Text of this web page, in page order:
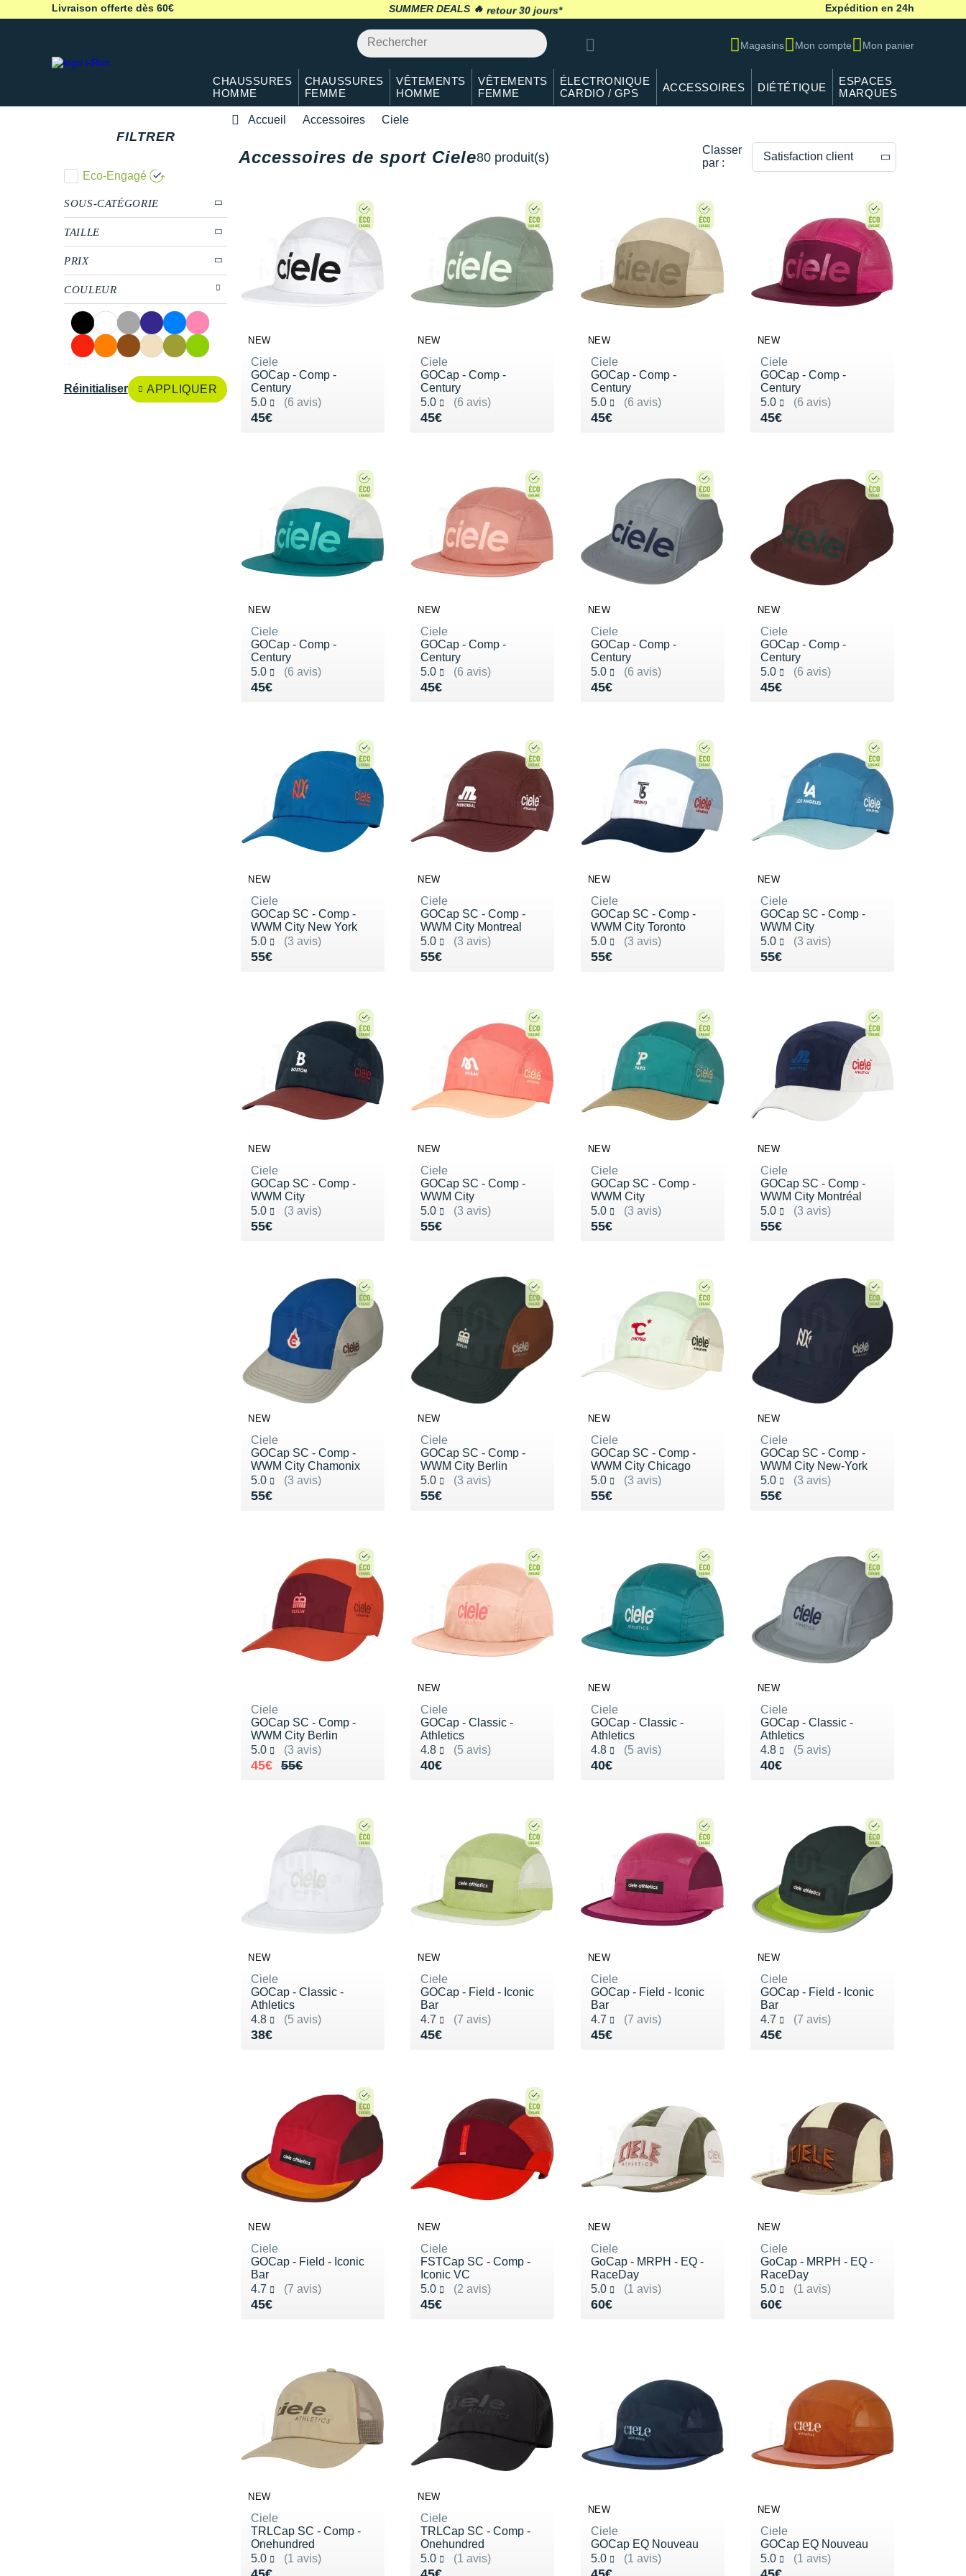
Livraison offerte dès 60€ SUMMER DEALS 🔥 retour 30 jours* Expédition en 24h
Magasins Mon compte Mon panier
CHAUSSURES
HOMME
CHAUSSURES
FEMME
VÊTEMENTS
HOMME
VÊTEMENTS
FEMME
ÉLECTRONIQUE
CARDIO / GPS
ACCESSOIRES DIÉTÉTIQUE
ESPACES
MARQUES
Accueil Accessoires Ciele
FILTRER
Eco-Engagé
SOUS-CATÉGORIE
TAILLE
PRIX
COULEUR
Réinitialiser APPLIQUER
Accessoires de sport Ciele80 produit(s)
Classer
par :
Satisfaction client
Prix croissants
Satisfaction client
NEW
Ciele
GOCap - Comp -
Century
5.0
(6 avis)
Noté 5.0 sur 5
45€
Vendu 45€
NEW
Ciele
GOCap - Comp -
Century
5.0
(6 avis)
Noté 5.0 sur 5
45€
Vendu 45€
NEW
Ciele
GOCap - Comp -
Century
5.0
(6 avis)
Noté 5.0 sur 5
45€
Vendu 45€
NEW
Ciele
GOCap - Comp -
Century
5.0
(6 avis)
Noté 5.0 sur 5
45€
Vendu 45€
NEW
Ciele
GOCap - Comp -
Century
5.0
(6 avis)
Noté 5.0 sur 5
45€
Vendu 45€
NEW
Ciele
GOCap - Comp -
Century
5.0
(6 avis)
Noté 5.0 sur 5
45€
Vendu 45€
NEW
Ciele
GOCap - Comp -
Century
5.0
(6 avis)
Noté 5.0 sur 5
45€
Vendu 45€
NEW
Ciele
GOCap - Comp -
Century
5.0
(6 avis)
Noté 5.0 sur 5
45€
Vendu 45€
NEW
Ciele
GOCap SC - Comp -
WWM City New York
5.0
(3 avis)
Noté 5.0 sur 5
55€
Vendu 55€
NEW
Ciele
GOCap SC - Comp -
WWM City Montreal
5.0
(3 avis)
Noté 5.0 sur 5
55€
Vendu 55€
NEW
Ciele
GOCap SC - Comp -
WWM City Toronto
5.0
(3 avis)
Noté 5.0 sur 5
55€
Vendu 55€
NEW
Ciele
GOCap SC - Comp -
WWM City
5.0
(3 avis)
Noté 5.0 sur 5
55€
Vendu 55€
NEW
Ciele
GOCap SC - Comp -
WWM City
5.0
(3 avis)
Noté 5.0 sur 5
55€
Vendu 55€
NEW
Ciele
GOCap SC - Comp -
WWM City
5.0
(3 avis)
Noté 5.0 sur 5
55€
Vendu 55€
NEW
Ciele
GOCap SC - Comp -
WWM City
5.0
(3 avis)
Noté 5.0 sur 5
55€
Vendu 55€
NEW
Ciele
GOCap SC - Comp -
WWM City Montréal
5.0
(3 avis)
Noté 5.0 sur 5
55€
Vendu 55€
NEW
Ciele
GOCap SC - Comp -
WWM City Chamonix
5.0
(3 avis)
Noté 5.0 sur 5
55€
Vendu 55€
NEW
Ciele
GOCap SC - Comp -
WWM City Berlin
5.0
(3 avis)
Noté 5.0 sur 5
55€
Vendu 55€
NEW
Ciele
GOCap SC - Comp -
WWM City Chicago
5.0
(3 avis)
Noté 5.0 sur 5
55€
Vendu 55€
NEW
Ciele
GOCap SC - Comp -
WWM City New-York
5.0
(3 avis)
Noté 5.0 sur 5
55€
Vendu 55€
Ciele
GOCap SC - Comp -
WWM City Berlin
5.0
(3 avis)
Noté 5.0 sur 5
55€
Au lieu de 55€
45€
Vendu 45€
NEW
Ciele
GOCap - Classic -
Athletics
4.8
(5 avis)
Noté 4.8 sur 5
40€
Vendu 40€
NEW
Ciele
GOCap - Classic -
Athletics
4.8
(5 avis)
Noté 4.8 sur 5
40€
Vendu 40€
NEW
Ciele
GOCap - Classic -
Athletics
4.8
(5 avis)
Noté 4.8 sur 5
40€
Vendu 40€
NEW
Ciele
GOCap - Classic -
Athletics
4.8
(5 avis)
Noté 4.8 sur 5
38€
Vendu 38€
NEW
Ciele
GOCap - Field - Iconic
Bar
4.7
(7 avis)
Noté 4.7 sur 5
45€
Vendu 45€
NEW
Ciele
GOCap - Field - Iconic
Bar
4.7
(7 avis)
Noté 4.7 sur 5
45€
Vendu 45€
NEW
Ciele
GOCap - Field - Iconic
Bar
4.7
(7 avis)
Noté 4.7 sur 5
45€
Vendu 45€
NEW
Ciele
GOCap - Field - Iconic
Bar
4.7
(7 avis)
Noté 4.7 sur 5
45€
Vendu 45€
NEW
Ciele
FSTCap SC - Comp -
Iconic VC
5.0
(2 avis)
Noté 5.0 sur 5
45€
Vendu 45€
NEW
Ciele
GoCap - MRPH - EQ -
RaceDay
5.0
(1 avis)
Noté 5.0 sur 5
60€
Vendu 60€
NEW
Ciele
GoCap - MRPH - EQ -
RaceDay
5.0
(1 avis)
Noté 5.0 sur 5
60€
Vendu 60€
NEW
Ciele
TRLCap SC - Comp -
Onehundred
5.0
(1 avis)
Noté 5.0 sur 5
Vendu 45€
NEW
Ciele
TRLCap SC - Comp -
Onehundred
5.0
(1 avis)
Noté 5.0 sur 5
Vendu 45€
NEW
Ciele
GOCap EQ Nouveau
5.0
(1 avis)
Noté 5.0 sur 5
Vendu 45€
NEW
Ciele
GOCap EQ Nouveau
5.0
(1 avis)
Noté 5.0 sur 5
Vendu 45€